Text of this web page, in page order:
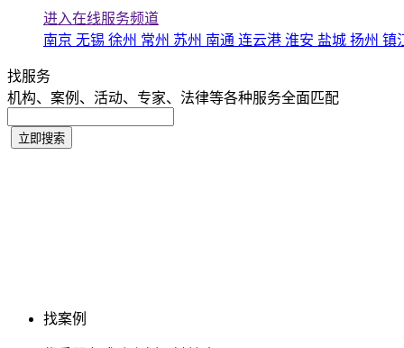
进入在线服务频道
南京 无锡 徐州 常州 苏州 南通 连云港 淮安 盐城 扬州 镇
找服务
机构、案例、活动、专家、法律等各种服务全面匹配
找案例